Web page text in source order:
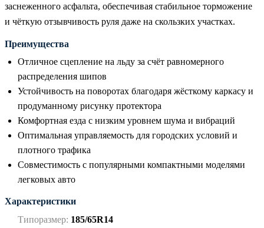
заснеженного асфальта, обеспечивая стабильное торможение
и чёткую отзывчивость руля даже на скользких участках.
Преимущества
Отличное сцепление на льду за счёт равномерного
распределения шипов
Устойчивость на поворотах благодаря жёсткому каркасу и
продуманному рисунку протектора
Комфортная езда с низким уровнем шума и вибраций
Оптимальная управляемость для городских условий и
плотного трафика
Совместимость с популярными компактными моделями
легковых авто
Характеристики
Типоразмер: 185/65R14